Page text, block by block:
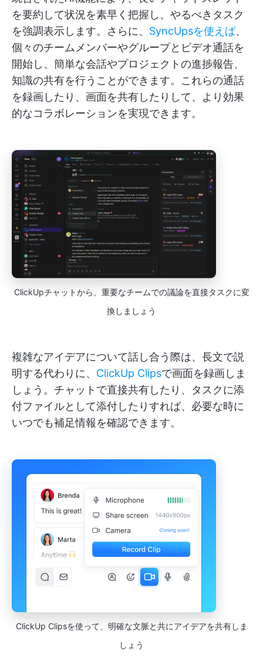
を要約して状況を素早く把握し、やるべきタスク
を強調表示します。さらに、 SyncUpsを使えば、
個々のチームメンバーやグループとビデオ通話を
開始し、簡単な会話やプロジェクトの進捗報告、
知識の共有を行うことができます。これらの通話
を録画したり、画面を共有したりして、より効果
的なコラボレーションを実現できます。
ClickUpチャットから、重要なチームでの議論を直接タスクに変
換しましょう
複雑なアイデアについて話し合う際は、長文で説
明する代わりに、 ClickUp Clipsで画面を録画しま
しょう。チャットで直接共有したり、タスクに添
付ファイルとして添付したりすれば、必要な時に
いつでも補足情報を確認できます。
ClickUp Clipsを使って、明確な文脈と共にアイデアを共有しま
しょう